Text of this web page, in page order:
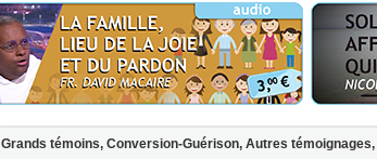
Grands témoins, Conversion-Guérison, Autres témoignages,